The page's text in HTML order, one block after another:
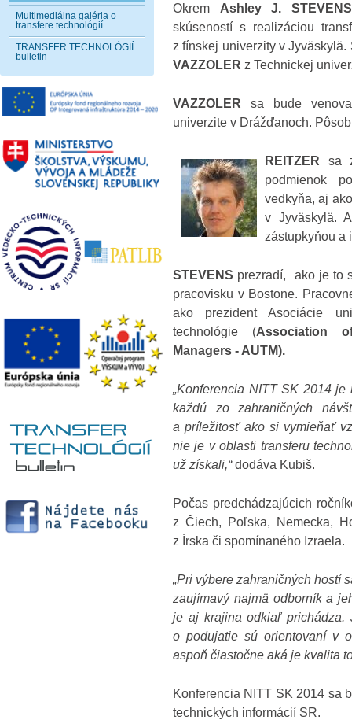
Multimediálna galéria o
transfere technológií
TRANSFER TECHNOLÓGIÍ
bulletin
Okrem Ashley J.
skúseností s realizáciou
z fínskej univerzity v
VAZZOLER z Technickej
VAZZOLER sa bude
univerzite v Drážďanoch.
REITZER sa
podmienok
vedkyňa, aj
v Jyväskylä.
zástupkyňou a
STEVENS prezradí, ako je to
pracovisku v Bostone.
ako prezident Asociácie
technológie (Association
Managers - AUTM).
„Konferencia NITT SK 2014
každú zo zahraničných
a príležitosť ako si vymieňať
nie je v oblasti transferu
už získali,“dodáva Kubiš.
Počas predchádzajúcich
z Čiech, Poľska, Nemecka,
z Írska či spomínaného Izraela.
„Pri výbere zahraničných hostí
zaujímavý najmä odborník a
je aj krajina odkiaľ prichádza.
o podujatie sú orientovaní v
aspoň čiastočne aká je kvalita
Konferencia NITT SK 2014 sa
technických informácií SR.